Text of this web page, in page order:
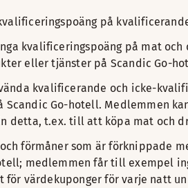
på
kvalificeringspoäng på mat
eller tjänster på Scandic Go-
kvalificerande och icke-
Go-hotell. Medlemmen
detta, t.ex. till att köpa mat och
förmåner som är förknippade
medlemmen får till exempel
värdekuponger för varje natt